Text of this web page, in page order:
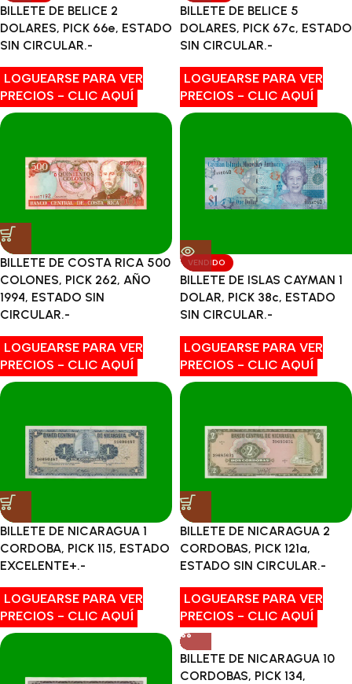
BILLETE DE BELICE 2
DOLARES, PICK 66e, ESTADO
SIN CIRCULAR.-
LOGUEARSE PARA VER
PRECIOS - CLIC AQUÍ
BILLETE DE BELICE 5
DOLARES, PICK 67c, ESTADO
SIN CIRCULAR.-
LOGUEARSE PARA VER
PRECIOS - CLIC AQUÍ
BILLETE DE COSTA RICA 500
COLONES, PICK 262, AÑO
1994, ESTADO SIN
CIRCULAR.-
LOGUEARSE PARA VER
PRECIOS - CLIC AQUÍ
VENDIDO
BILLETE DE ISLAS CAYMAN 1
DOLAR, PICK 38c, ESTADO
SIN CIRCULAR.-
LOGUEARSE PARA VER
PRECIOS - CLIC AQUÍ
BILLETE DE NICARAGUA 1
CORDOBA, PICK 115, ESTADO
EXCELENTE+.-
LOGUEARSE PARA VER
PRECIOS - CLIC AQUÍ
BILLETE DE NICARAGUA 2
CORDOBAS, PICK 121a,
ESTADO SIN CIRCULAR.-
LOGUEARSE PARA VER
PRECIOS - CLIC AQUÍ
BILLETE DE NICARAGUA 10
CORDOBAS, PICK 134,